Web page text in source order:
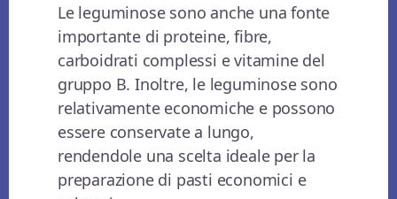
Le leguminose sono anche una fonte
importante di proteine, fibre,
carboidrati complessi e vitamine del
gruppo B. Inoltre, le leguminose sono
relativamente economiche e possono
essere conservate a lungo,
rendendole una scelta ideale per la
preparazione di pasti economici e